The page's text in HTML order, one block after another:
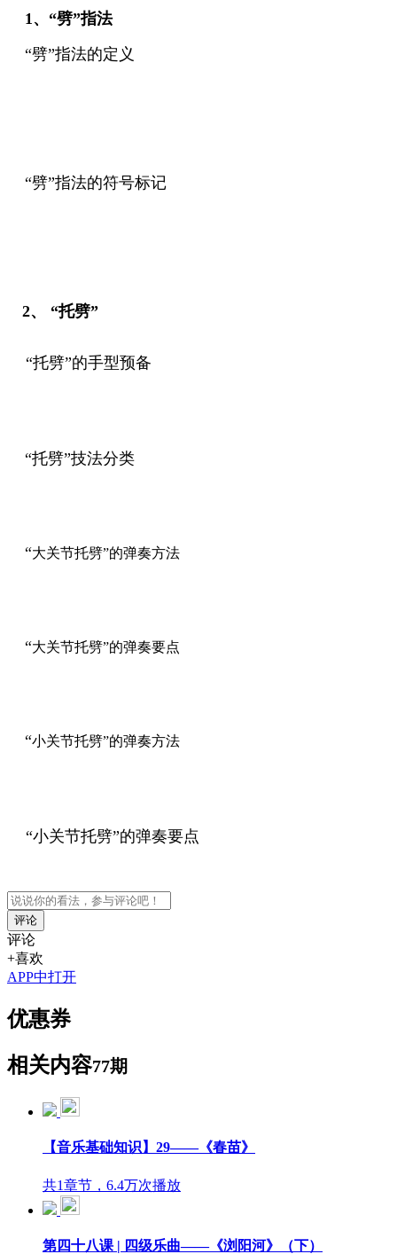
1、“劈”指法
“劈”指法的定义
“劈”指法的符号标记
2、 “托劈”
“托劈”的手型预备
“托劈”技法分类
“大关节托劈”的弹奏方法
“大关节托劈”的弹奏要点
“小关节托劈”的弹奏方法
“小关节托劈”的弹奏要点
评论
评论
+喜欢
APP中打开
优惠券
相关内容77期
【音乐基础知识】29——《春苗》
共1章节，6.4万次播放
第四十八课 | 四级乐曲——《浏阳河》（下）